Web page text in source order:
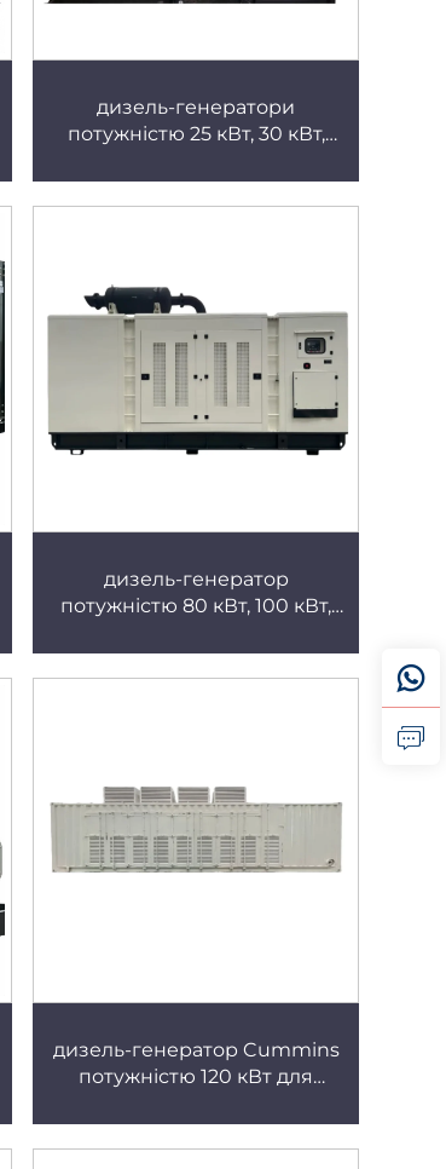
дизель-генератори
потужністю 25 кВт, 30 кВт,
трифазні чотирипровідні, з
повною мідною двигунною
генератор
дизель-генератор
потужністю 80 кВт, 100 кВт,
промислового класу,
можливість паралельного
дизель-генератор Cummins
потужністю 120 кВт для
причіп, низьке споживання
палива, високопотужний